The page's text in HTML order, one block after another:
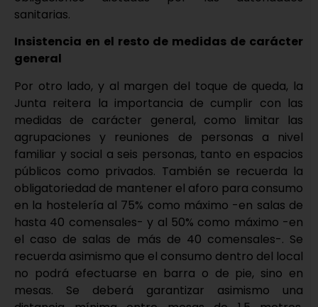
sanitarias.
Insistencia en el resto de medidas de carácter
general
Por otro lado, y al margen del toque de queda, la
Junta reitera la importancia de cumplir con las
medidas de carácter general, como limitar las
agrupaciones y reuniones de personas a nivel
familiar y social a seis personas, tanto en espacios
públicos como privados. También se recuerda la
obligatoriedad de mantener el aforo para consumo
en la hostelería al 75% como máximo -en salas de
hasta 40 comensales- y al 50% como máximo -en
el caso de salas de más de 40 comensales-. Se
recuerda asimismo que el consumo dentro del local
no podrá efectuarse en barra o de pie, sino en
mesas. Se deberá garantizar asimismo una